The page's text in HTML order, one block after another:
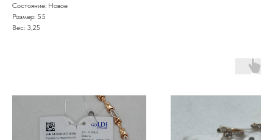
Состояние: Новое
Размер: 55
Вес: 3,25